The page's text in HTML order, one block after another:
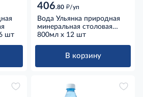
шт
406.80 д/уп
Вода Ульянка природная
минеральная столовая
негазированная, 800мл x
800мл x 12 шт
В корзину